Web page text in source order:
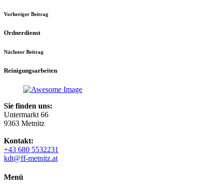
Vorheriger Beitrag
Ordnerdienst
Nächster Beitrag
Reinigungsarbeiten
Sie finden uns:
Untermarkt 66
9363 Metnitz
Kontakt:
+43 680 5532231
kdt@ff-metnitz.at
Menü